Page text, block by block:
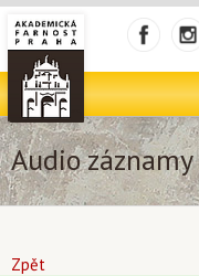
Audio
Zpět